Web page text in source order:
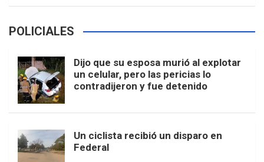
POLICIALES
Dijo que su esposa murió al explotar
un celular, pero las pericias lo
contradijeron y fue detenido
Un ciclista recibió un disparo en
Federal